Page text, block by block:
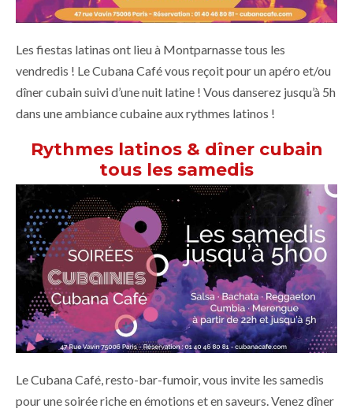
Les fiestas latinas ont lieu à Montparnasse tous les
vendredis ! Le Cubana Café vous reçoit pour un apéro et/ou
dîner cubain suivi d’une nuit latine ! Vous danserez jusqu’à 5h
dans une ambiance cubaine aux rythmes latinos !
Rythmes latinos & dîner cubain
tous les samedis
Le Cubana Café, resto-bar-fumoir, vous invite les samedis
pour une soirée riche en émotions et en saveurs. Venez dîner